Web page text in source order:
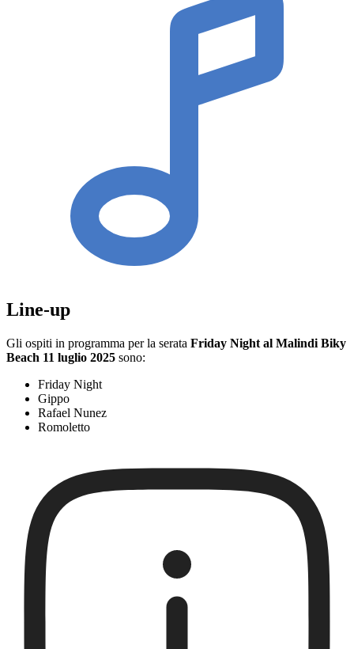
Line-up
Gli ospiti in programma per la serata Friday Night al Malindi Biky
Beach 11 luglio 2025 sono:
Friday Night
Gippo
Rafael Nunez
Romoletto